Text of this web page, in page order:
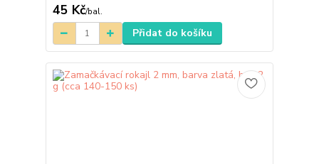
45 Kč/bal.
Přidat do košíku